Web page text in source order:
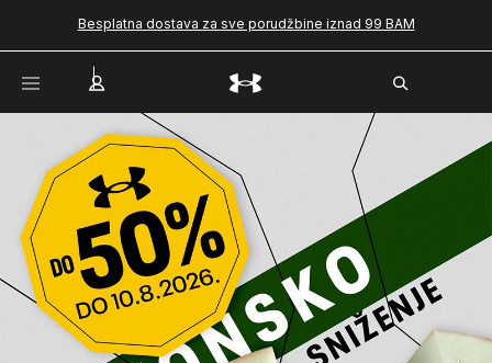
Besplatna dostava za sve porudžbine iznad 99 BAM